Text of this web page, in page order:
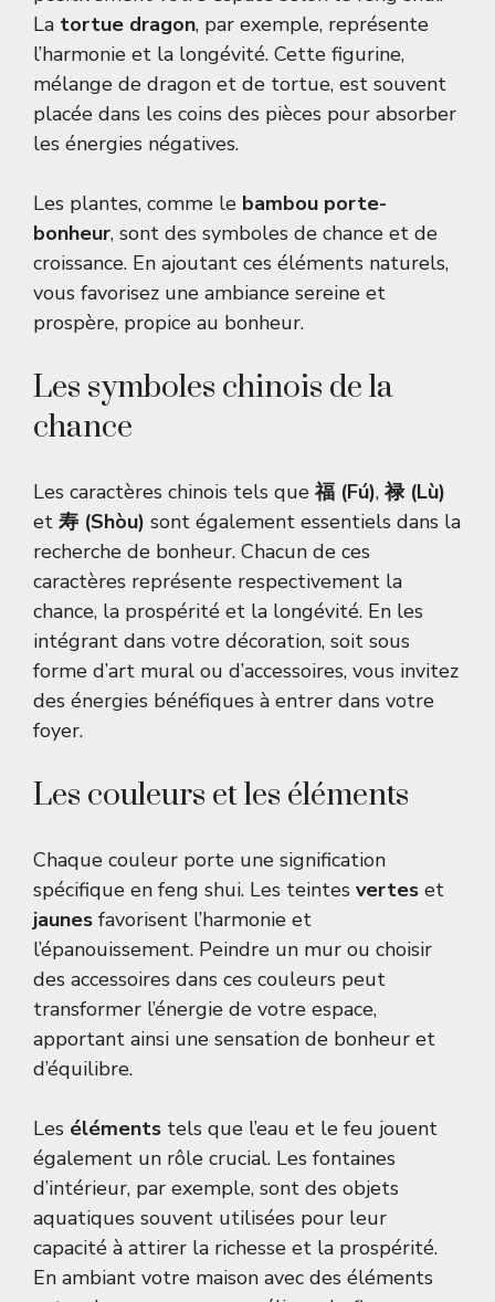
La tortue dragon, par exemple, représente
l’harmonie et la longévité. Cette figurine,
mélange de dragon et de tortue, est souvent
placée dans les coins des pièces pour absorber
les énergies négatives.
Les plantes, comme le bambou porte-
bonheur, sont des symboles de chance et de
croissance. En ajoutant ces éléments naturels,
vous favorisez une ambiance sereine et
prospère, propice au bonheur.
Les symboles chinois de la
chance
Les caractères chinois tels que 福 (Fú), 禄 (Lù)
et 寿 (Shòu) sont également essentiels dans la
recherche de bonheur. Chacun de ces
caractères représente respectivement la
chance, la prospérité et la longévité. En les
intégrant dans votre décoration, soit sous
forme d’art mural ou d’accessoires, vous invitez
des énergies bénéfiques à entrer dans votre
foyer.
Les couleurs et les éléments
Chaque couleur porte une signification
spécifique en feng shui. Les teintes vertes et
jaunes favorisent l’harmonie et
l’épanouissement. Peindre un mur ou choisir
des accessoires dans ces couleurs peut
transformer l’énergie de votre espace,
apportant ainsi une sensation de bonheur et
d’équilibre.
Les éléments tels que l’eau et le feu jouent
également un rôle crucial. Les fontaines
d’intérieur, par exemple, sont des objets
aquatiques souvent utilisées pour leur
capacité à attirer la richesse et la prospérité.
En ambiant votre maison avec des éléments